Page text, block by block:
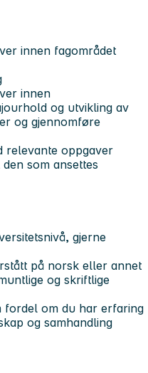
innen fagområdet
innen
og utvikling av
og gjennomføre
relevante oppgaver
som ansettes
gjerne
på norsk eller annet
og skriftlige
fordel om du har erfaring
og samhandling